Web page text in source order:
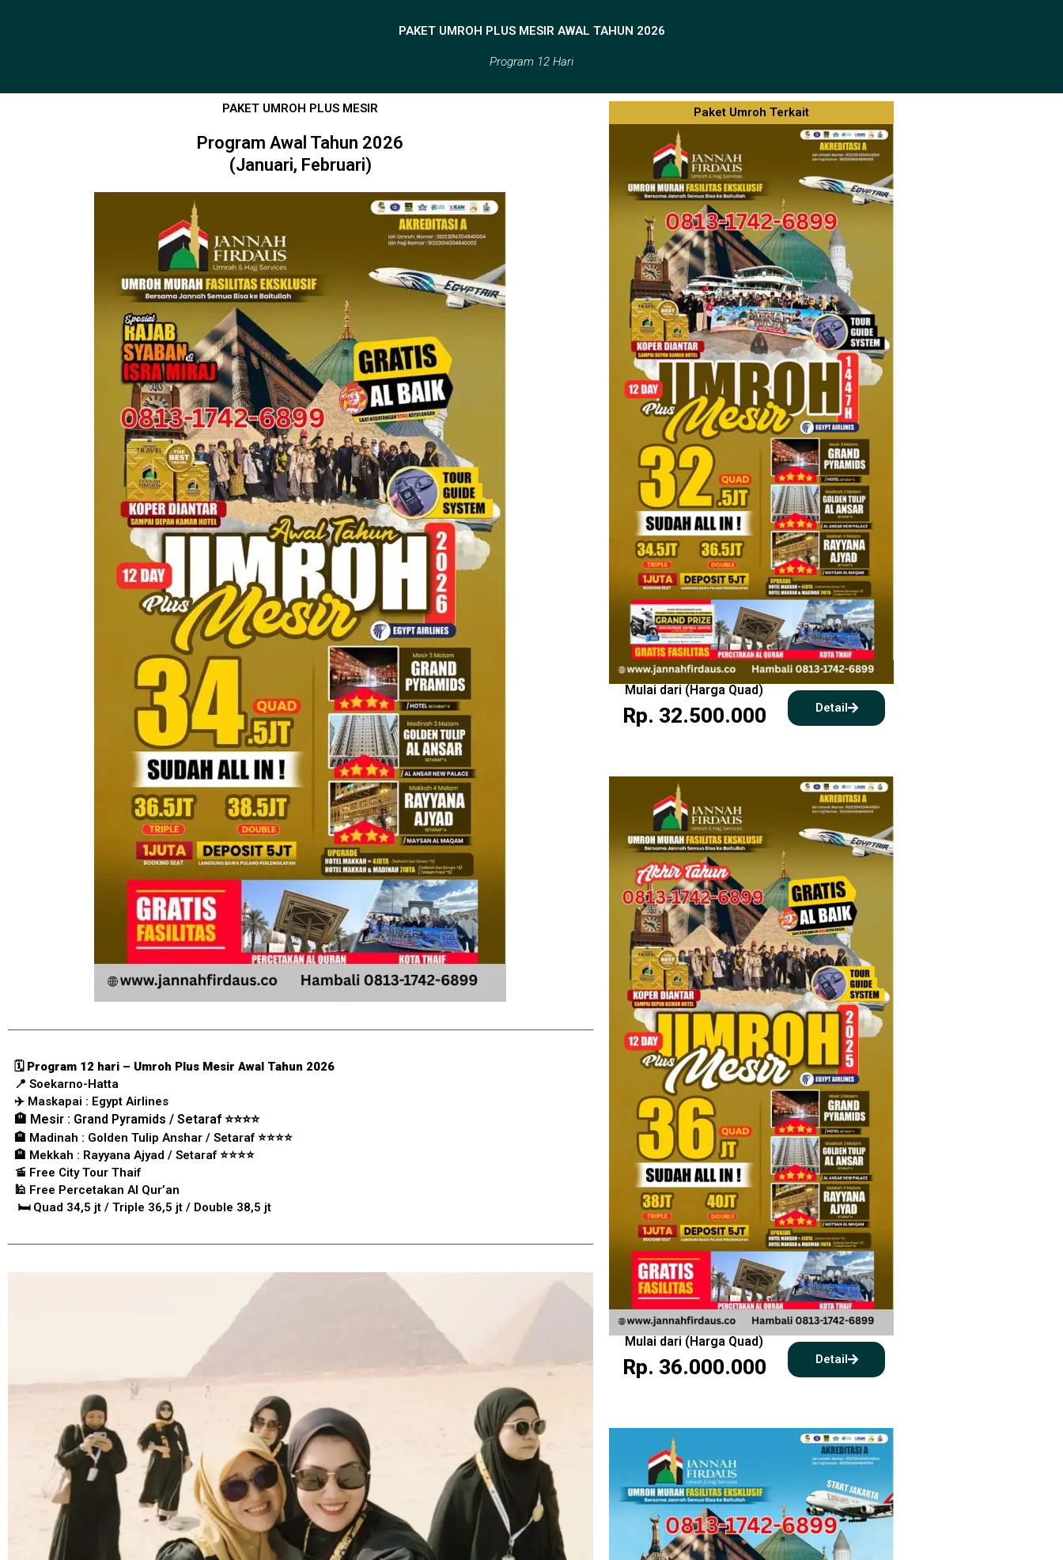
PAKET UMROH PLUS MESIR AWAL TAHUN 2026
Program 12 Hari
PAKET UMROH PLUS MESIR
Program Awal Tahun 2026
(Januari, Februari)
🗓️ Program 12 hari – Umroh Plus Mesir Awal Tahun 2026
📍 Soekarno-Hatta
✈️ Maskapai : Egypt Airlines
🏨 Mesir : Grand Pyramids / Setaraf ⭐️⭐️⭐️⭐️
🏨 Madinah : Golden Tulip Anshar / Setaraf ⭐️⭐️⭐️⭐️
🏨 Mekkah : Rayyana Ajyad / Setaraf ⭐️⭐️⭐️⭐️
🚡 Free City Tour Thaif
🕌 Free Percetakan Al Qur’an
🛏️ Quad 34,5 jt / Triple 36,5 jt / Double 38,5 jt
Paket Umroh Terkait
Mulai dari (Harga Quad)
Rp. 32.500.000 Detail
Mulai dari (Harga Quad)
Rp. 36.000.000 Detail